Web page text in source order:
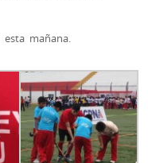
esta mañana.